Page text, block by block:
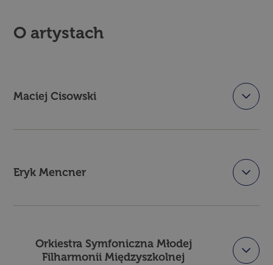
O artystach
Maciej Cisowski
Eryk Mencner
Orkiestra Symfoniczna Młodej
Filharmonii Międzyszkolnej